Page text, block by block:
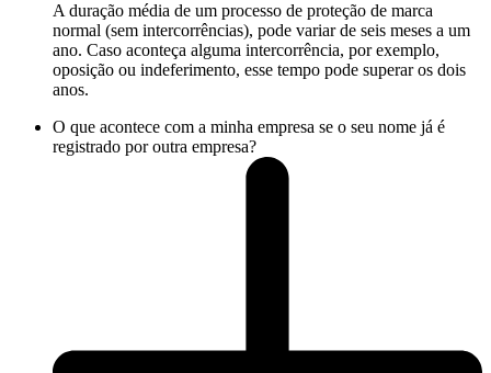
A duração média de um processo de proteção de marca
normal (sem intercorrências), pode variar de seis meses a um
ano. Caso aconteça alguma intercorrência, por exemplo,
oposição ou indeferimento, esse tempo pode superar os dois
anos.
O que acontece com a minha empresa se o seu nome já é
registrado por outra empresa?